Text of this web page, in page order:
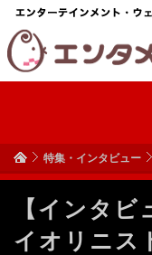
特集・インタビュー
【インタ
イオリニス